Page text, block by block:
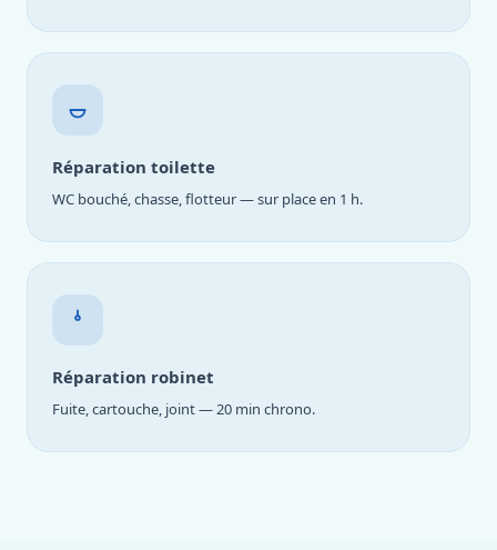
Réparation toilette
WC bouché, chasse, flotteur — sur place en 1 h.
Réparation robinet
Fuite, cartouche, joint — 20 min chrono.